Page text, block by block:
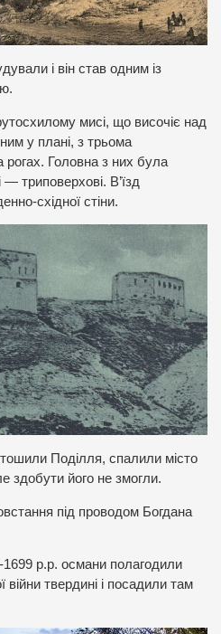
і він став одним із
мисі, що височіє над
у плані, з трьома
Головна з них була
— триповерхові. В’їзд
східної стіни.
Поділля, спалили місто
здобути його не змогли.
під проводом Богдана
1699 р.р. османи полагодили
війни твердині і посадили там